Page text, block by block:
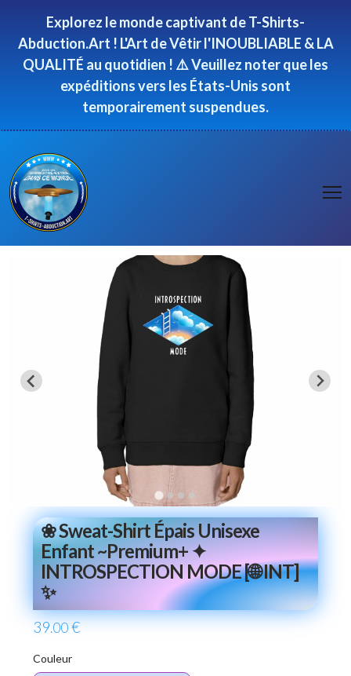
Explorez le monde captivant de T-Shirts-
Abduction.Art ! L'Art de Vêtir l'INOUBLIABLE & LA
QUALITÉ au quotidien ! ⚠️ Veuillez noter que les
expéditions vers les États-Unis sont
temporairement suspendues.
❀ Sweat-Shirt Épais Unisexe
Enfant ~Premium+ ✦
INTROSPECTION MODE [🌐 INT]
✨
39.00 €
Couleur